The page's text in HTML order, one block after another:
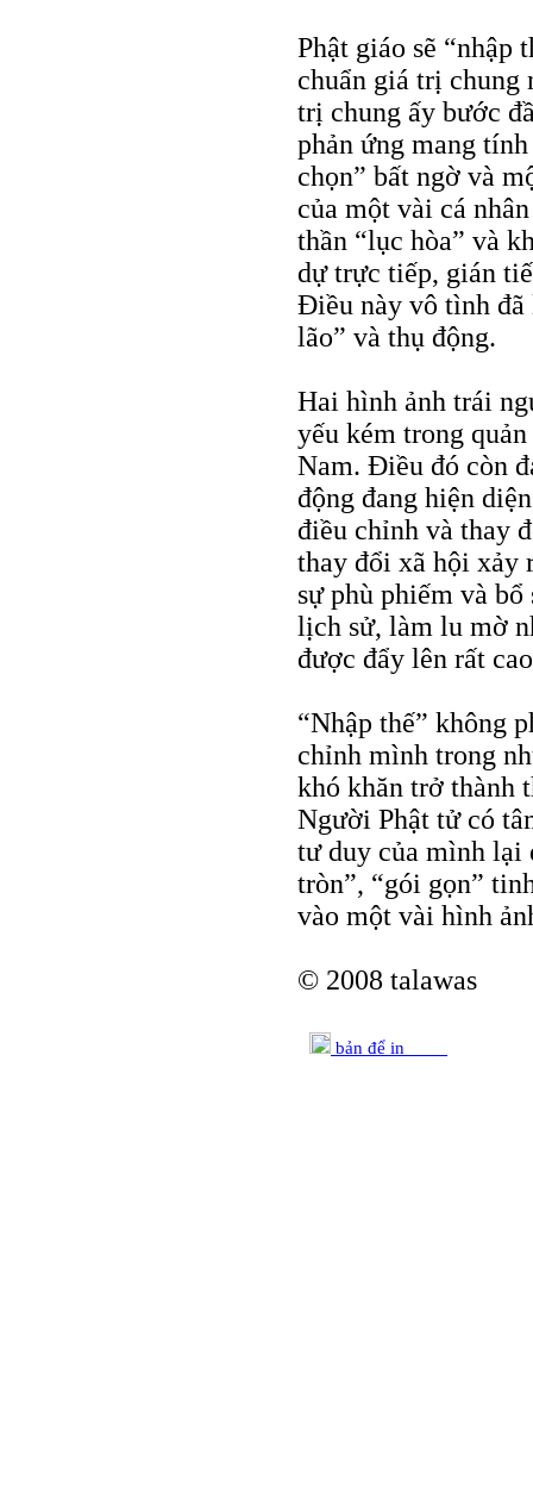
Phật giáo sẽ “nhập
chuẩn giá trị chung
trị chung ấy bước
phản ứng mang
chọn” bất ngờ và
của một vài cá
thần “lục hòa” và
dự trực tiếp, gián
Điều này vô tình đã
lão” và thụ động.
Hai hình ảnh trái
yếu kém trong
Nam. Điều đó còn
động đang hiện
điều chỉnh và thay
thay đổi xã hội xảy
sự phù phiếm và
lịch sử, làm lu mờ
được đẩy lên rất
“Nhập thế” không
chỉnh mình trong
khó khăn trở thành
Người Phật tử có
tư duy của mình lại
tròn”, “gói gọn”
vào một vài hình
© 2008 talawas
bản để in